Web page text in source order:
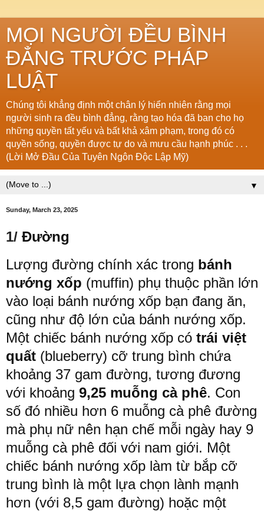
MỌI NGƯỜI ĐỀU BÌNH
ĐẲNG TRƯỚC PHÁP
LUẬT
Chúng tôi khẳng định một chân lý hiển nhiên rằng mọi
người sinh ra đều bình đẳng, rằng tạo hóa đã ban cho họ
những quyền tất yếu và bất khả xâm phạm, trong đó có
quyền sống, quyền được tự do và mưu cầu hạnh phúc . . .
(Lời Mở Đầu Của Tuyên Ngôn Độc Lập Mỹ)
▼
Sunday, March 23, 2025
1/ Đường
Lượng đường chính xác trong bánh
nướng xốp (muffin) phụ thuộc phần lớn
vào loại bánh nướng xốp bạn đang ăn,
cũng như độ lớn của bánh nướng xốp.
Một chiếc bánh nướng xốp có trái việt
quất (blueberry) cỡ trung bình chứa
khoảng 37 gam đường, tương đương
với khoảng 9,25 muỗng càphê. Con
số đó nhiều hơn 6 muỗng càphê đường
mà phụ nữ nên hạn chế mỗi ngày hay 9
muỗng cà phê đối với nam giới. Một
chiếc bánh nướng xốp làm từ bắp cỡ
trung bình là một lựa chọn lành mạnh
hơn (với 8,5 gam đường) hoặc một